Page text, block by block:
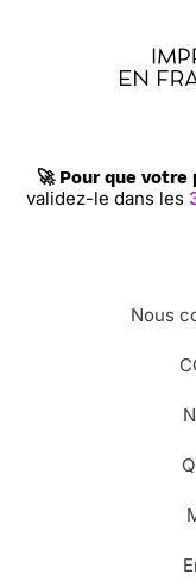
🚀 Pour que votre
validez-le dans les
Nous